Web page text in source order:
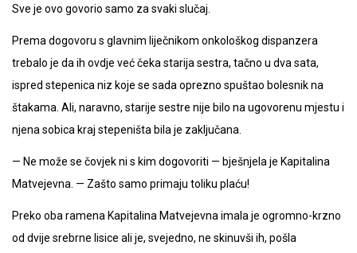
Sve je ovo govorio samo za svaki slučaj.
Prema dogovoru s glavnim liječnikom onkološkog dispanzera
trebalo je da ih ovdje već čeka starija sestra, tačno u dva sata,
ispred stepenica niz koje se sada oprezno spuštao bolesnik na
štakama. Ali, naravno, starije sestre nije bilo na ugovorenu mjestu i
njena sobica kraj stepeništa bila je zaključana.
— Ne može se čovjek ni s kim dogovoriti — bješnjela je Kapitalina
Matvejevna. — Zašto samo primaju toliku plaću!
Preko oba ramena Kapitalina Matvejevna imala je ogromno-krzno
od dvije srebrne lisice ali je, svejedno, ne skinuvši ih, pošla